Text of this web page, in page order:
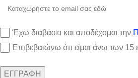
Έχω διαβάσει και αποδέχομαι την
Επιβεβαιώνω ότι είμαι άνω των 15